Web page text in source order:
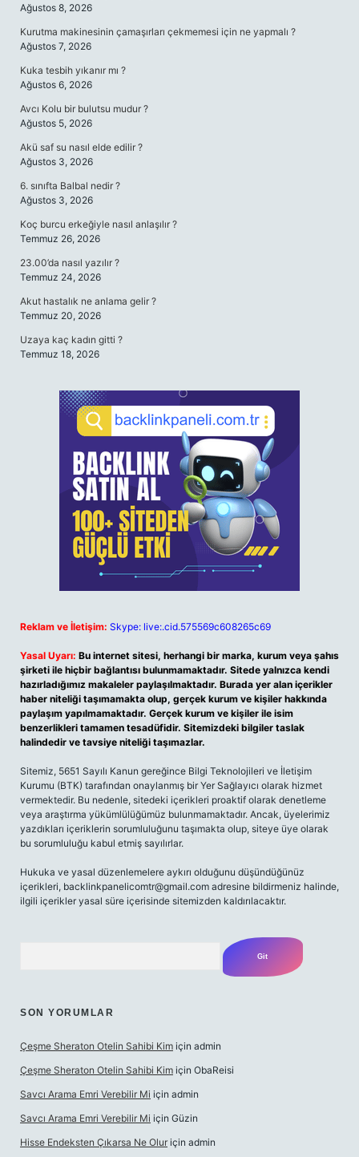
Ağustos 8, 2026
Kurutma makinesinin çamaşırları çekmemesi için ne yapmalı ?
Ağustos 7, 2026
Kuka tesbih yıkanır mı ?
Ağustos 6, 2026
Avcı Kolu bir bulutsu mudur ?
Ağustos 5, 2026
Akü saf su nasıl elde edilir ?
Ağustos 3, 2026
6. sınıfta Balbal nedir ?
Ağustos 3, 2026
Koç burcu erkeğiyle nasıl anlaşılır ?
Temmuz 26, 2026
23.00’da nasıl yazılır ?
Temmuz 24, 2026
Akut hastalık ne anlama gelir ?
Temmuz 20, 2026
Uzaya kaç kadın gitti ?
Temmuz 18, 2026
Reklam ve İletişim: Skype: live:.cid.575569c608265c69
Yasal Uyarı: Bu internet sitesi, herhangi bir marka, kurum veya şahıs
şirketi ile hiçbir bağlantısı bulunmamaktadır. Sitede yalnızca kendi
hazırladığımız makaleler paylaşılmaktadır. Burada yer alan içerikler
haber niteliği taşımamakta olup, gerçek kurum ve kişiler hakkında
paylaşım yapılmamaktadır. Gerçek kurum ve kişiler ile isim
benzerlikleri tamamen tesadüfidir. Sitemizdeki bilgiler taslak
halindedir ve tavsiye niteliği taşımazlar.
Sitemiz, 5651 Sayılı Kanun gereğince Bilgi Teknolojileri ve İletişim
Kurumu (BTK) tarafından onaylanmış bir Yer Sağlayıcı olarak hizmet
vermektedir. Bu nedenle, sitedeki içerikleri proaktif olarak denetleme
veya araştırma yükümlülüğümüz bulunmamaktadır. Ancak, üyelerimiz
yazdıkları içeriklerin sorumluluğunu taşımakta olup, siteye üye olarak
bu sorumluluğu kabul etmiş sayılırlar.
Hukuka ve yasal düzenlemelere aykırı olduğunu düşündüğünüz
içerikleri, backlinkpanelicomtr@gmail.com adresine bildirmeniz halinde,
ilgili içerikler yasal süre içerisinde sitemizden kaldırılacaktır.
SON YORUMLAR
Çeşme Sheraton Otelin Sahibi Kim için admin
Çeşme Sheraton Otelin Sahibi Kim için ObaReisi
Savcı Arama Emri Verebilir Mi için admin
Savcı Arama Emri Verebilir Mi için Güzin
Hisse Endeksten Çıkarsa Ne Olur için admin